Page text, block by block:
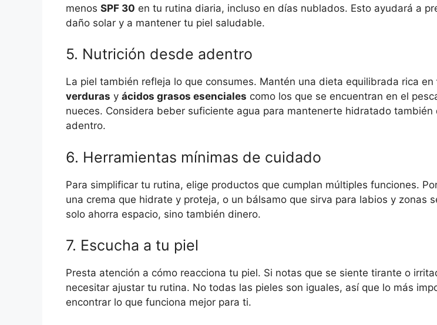
menos SPF 30 en tu rutina diaria, incluso en días nublados. Esto ayudará a
daño solar y a mantener tu piel saludable.
5. Nutrición desde adentro
La piel también refleja lo que consumes. Mantén una dieta equilibrada rica en
verduras y ácidos grasos esenciales como los que se encuentran en el
nueces. Considera beber suficiente agua para mantenerte hidratado también
adentro.
6. Herramientas mínimas de cuidado
Para simplificar tu rutina, elige productos que cumplan múltiples funciones.
una crema que hidrate y proteja, o un bálsamo que sirva para labios y zonas
solo ahorra espacio, sino también dinero.
7. Escucha a tu piel
Presta atención a cómo reacciona tu piel. Si notas que se siente tirante o
necesitar ajustar tu rutina. No todas las pieles son iguales, así que lo más
encontrar lo que funciona mejor para ti.